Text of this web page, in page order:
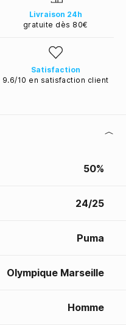
Livraison 24h
gratuite dès 80€
Satisfaction
9.6/10 en satisfaction client
50%
24/25
Puma
Olympique Marseille
Homme